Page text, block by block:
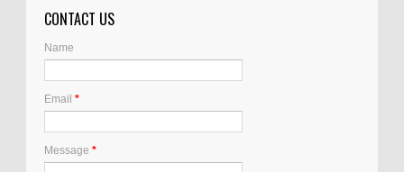
CONTACT US
Name
Email *
Message *